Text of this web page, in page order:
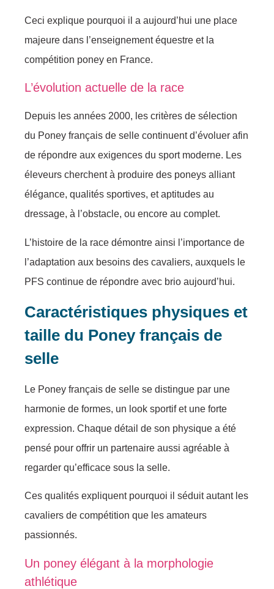
Ceci explique pourquoi il a aujourd’hui une place
majeure dans l’enseignement équestre et la
compétition poney en France.
L’évolution actuelle de la race
Depuis les années 2000, les critères de sélection
du Poney français de selle continuent d’évoluer afin
de répondre aux exigences du sport moderne. Les
éleveurs cherchent à produire des poneys alliant
élégance, qualités sportives, et aptitudes au
dressage, à l’obstacle, ou encore au complet.
L’histoire de la race démontre ainsi l’importance de
l’adaptation aux besoins des cavaliers, auxquels le
PFS continue de répondre avec brio aujourd’hui.
Caractéristiques physiques et
taille du Poney français de
selle
Le Poney français de selle se distingue par une
harmonie de formes, un look sportif et une forte
expression. Chaque détail de son physique a été
pensé pour offrir un partenaire aussi agréable à
regarder qu’efficace sous la selle.
Ces qualités expliquent pourquoi il séduit autant les
cavaliers de compétition que les amateurs
passionnés.
Un poney élégant à la morphologie
athlétique